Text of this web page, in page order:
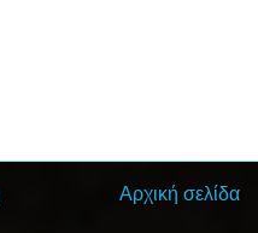
Αρχική σελίδα